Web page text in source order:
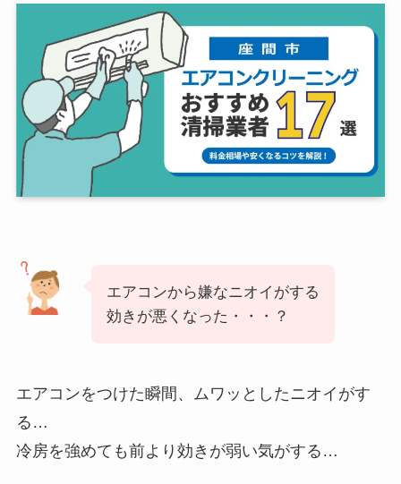
エアコンから嫌なニオイがする
効きが悪くなった・・・？
エアコンをつけた瞬間、ムワッとしたニオイがす
る…
冷房を強めても前より効きが弱い気がする…